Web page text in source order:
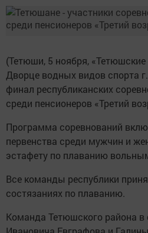
(Тетюши, 5 ноября,
Дворце водных видов спорта
финал республиканских
среди пенсионеров «Третий
Программа соревнований
первенства среди мужчин и
эстафету по плаванию
Все команды республики
состязаниях по плаванию.
Команда Тетюшского района в